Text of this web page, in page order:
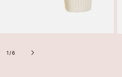
1 /de
6